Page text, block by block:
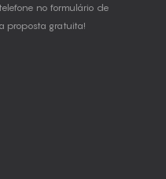
no formulário de
proposta gratuita!